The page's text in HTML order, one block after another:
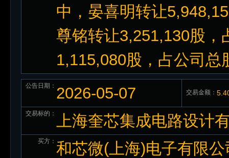
中，晏喜明转让
尊铭转让3,251,130股，
1,115,080股，占公司总
公告日期： 2026-05-07 交易金额：
交易标的： 上海奎芯集成电路设计
买方： 和芯微(上海)电子有限公